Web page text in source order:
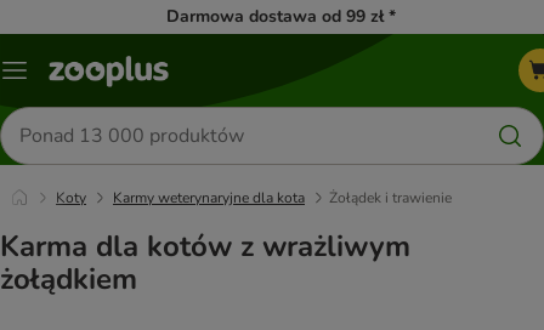
Darmowa dostawa od 99 zł *
Menu
Szukaj
produktów
Koty Karmy weterynaryjne dla kota Żołądek i trawienie
Karma dla kotów z wrażliwym
żołądkiem